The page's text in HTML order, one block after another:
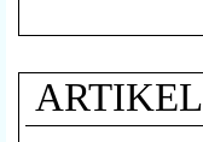
ARTIKEL